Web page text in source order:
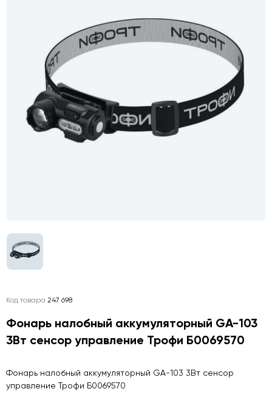
Код товара 247 698
Фонарь налобный аккумуляторный GA-103
3Вт сенсор управление Трофи Б0069570
Фонарь налобный аккумуляторный GA-103 3Вт сенсор
управление Трофи Б0069570